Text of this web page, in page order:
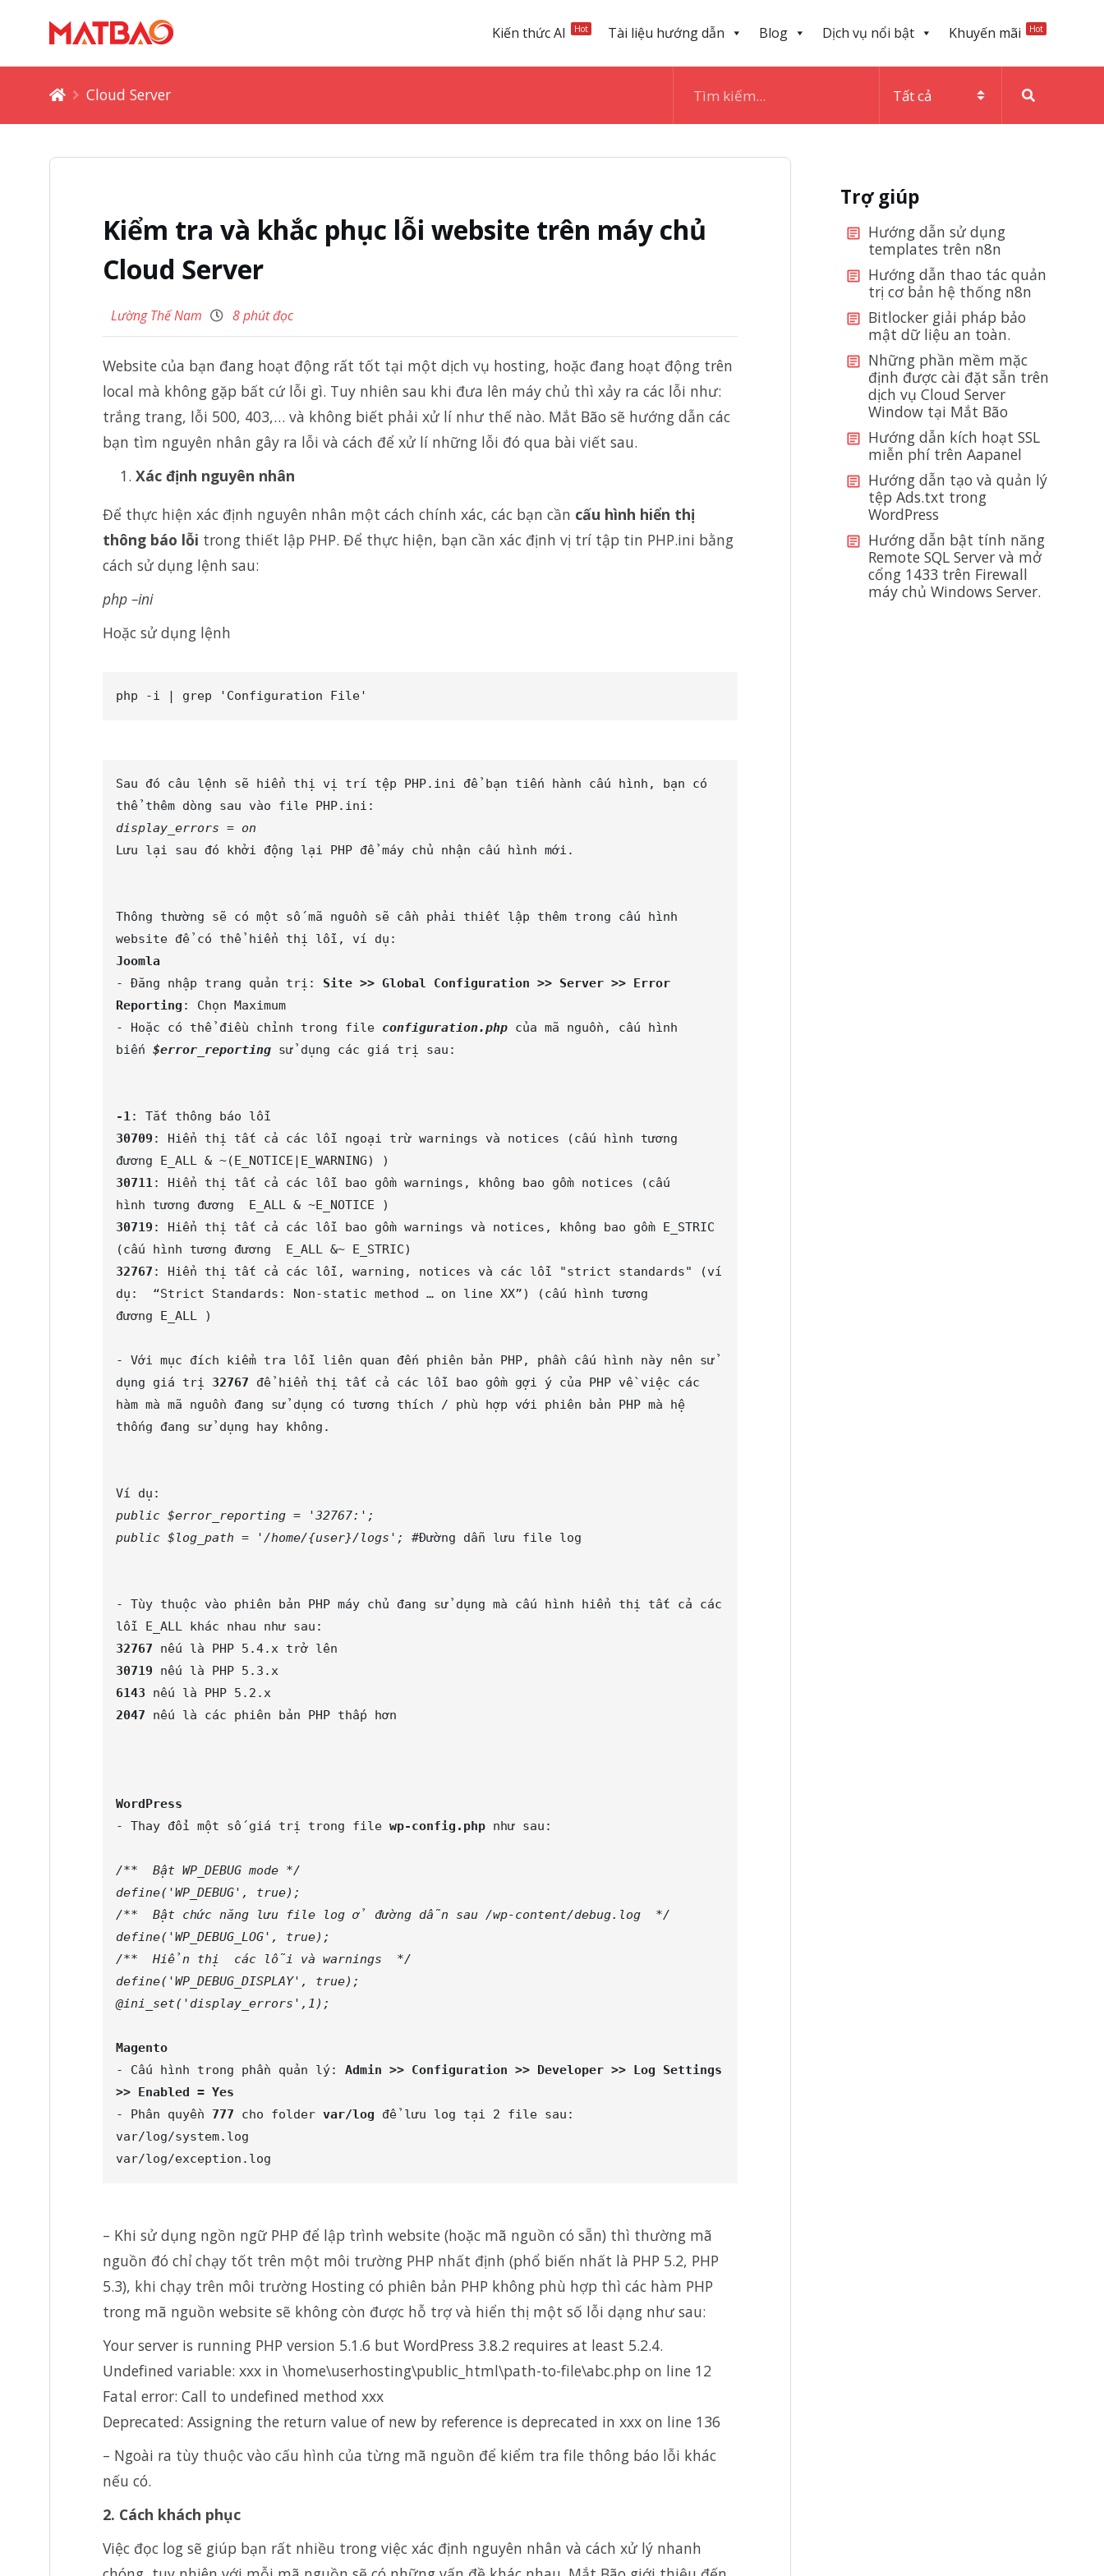
Kiến thức AI Hot Tài liệu hướng dẫn Blog Dịch vụ nổi bật Khuyến mãi Hot
Cloud Server
Kiểm tra và khắc phục lỗi website trên máy chủ
Cloud Server
Lường Thế Nam 8 phút đọc
Website của bạn đang hoạt động rất tốt tại một dịch vụ hosting, hoặc đang hoạt động trên
local mà không gặp bất cứ lỗi gì. Tuy nhiên sau khi đưa lên máy chủ thì xảy ra các lỗi như:
trắng trang, lỗi 500, 403,… và không biết phải xử lí như thế nào. Mắt Bão sẽ hướng dẫn các
bạn tìm nguyên nhân gây ra lỗi và cách để xử lí những lỗi đó qua bài viết sau.
Xác định nguyên nhân
Để thực hiện xác định nguyên nhân một cách chính xác, các bạn cần cấu hình hiển thị
thông báo lỗi trong thiết lập PHP. Để thực hiện, bạn cần xác định vị trí tập tin PHP.ini bằng
cách sử dụng lệnh sau:
php –ini
Hoặc sử dụng lệnh
php -i | grep 'Configuration File'
Sau đó câu lệnh sẽ hiển thị vị trí tệp PHP.ini để bạn tiến hành cấu hình, bạn có
display_errors = on
Lưu lại sau đó khởi động lại PHP để máy chủ nhận cấu hình mới.
Thông thường sẽ có một số mã nguồn sẽ cần phải thiết lập thêm trong cấu hình
Joomla
- Đăng nhập trang quản trị: Site >> Global Configuration >> Server >> Error
Reporting : Chọn Maximum
- Hoặc có thể điều chỉnh trong file configuration.php của mã nguồn, cấu hình
biến $error_reporting sử dụng các giá trị sau:
-1
30709 : Hiển thị tất cả các lỗi ngoại trừ warnings và notices (cấu hình tương
30711: Hiển thị tất cả các lỗi bao gồm warnings, không bao gồm notices (cấu
30719 : Hiển thị tất cả các lỗi bao gồm warnings và notices, không bao gồm E_STRIC
32767 : Hiển thị tất cả các lỗi, warning, notices và các lỗi "strict standards" (ví
dụ:  “Strict Standards: Non-static method … on line XX”) (cấu hình tương
đương E_ALL )
- Với mục đích kiểm tra lỗi liên quan đến phiên bản PHP, phần cấu hình này nên sử
dụng giá trị 32767 để hiển thị tất cả các lỗi bao gồm gợi ý của PHP về việc các
hàm mà mã nguồn đang sử dụng có tương thích / phù hợp với phiên bản PHP mà hệ
thống đang sử dụng hay không.
public $error_reporting = '32767:';
public $log_path = '/home/{user}/logs';
#Đường dẫn lưu file log
- Tùy thuộc vào phiên bản PHP máy chủ đang sử dụng mà cấu hình hiển thị tất cả các
32767
30719
6143
2047 nếu là các phiên bản PHP thấp hơn
WordPress
- Thay đổi một số giá trị trong file wp-config.php như sau:
/**  Bật WP_DEBUG mode */
define('WP_DEBUG', true);
/**  Bật chức năng lưu file log ở đường dẫn sau /wp-content/debug.log  */
define('WP_DEBUG_LOG', true);
/**  Hiển thị  các lỗi và warnings  */
define('WP_DEBUG_DISPLAY', true);
@ini_set('display_errors',1);
Magento
- Cấu hình trong phần quản lý: Admin >> Configuration >> Developer >> Log Settings
>> Enabled = Yes
- Phân quyền 777 cho folder var/log để lưu log tại 2 file sau:
var/log/system.log
var/log/exception.log
– Khi sử dụng ngồn ngữ PHP để lập trình website (hoặc mã nguồn có sẵn) thì thường mã
nguồn đó chỉ chạy tốt trên một môi trường PHP nhất định (phổ biến nhất là PHP 5.2, PHP
5.3), khi chạy trên môi trường Hosting có phiên bản PHP không phù hợp thì các hàm PHP
trong mã nguồn website sẽ không còn được hỗ trợ và hiển thị một số lỗi dạng như sau:
Your server is running PHP version 5.1.6 but WordPress 3.8.2 requires at least 5.2.4.
Undefined variable: xxx in \home\userhosting\public_html\path-to-file\abc.php on line 12
Fatal error: Call to undefined method xxx
Deprecated: Assigning the return value of new by reference is deprecated in xxx on line 136
– Ngoài ra tùy thuộc vào cấu hình của từng mã nguồn để kiểm tra file thông báo lỗi khác
nếu có.
2. Cách khách phục
Việc đọc log sẽ giúp bạn rất nhiều trong việc xác định nguyên nhân và cách xử lý nhanh
Trợ giúp
Hướng dẫn sử dụng
templates trên n8n
Hướng dẫn thao tác quản
trị cơ bản hệ thống n8n
Bitlocker giải pháp bảo
mật dữ liệu an toàn.
Những phần mềm mặc
định được cài đặt sẵn trên
dịch vụ Cloud Server
Window tại Mắt Bão
Hướng dẫn kích hoạt SSL
miễn phí trên Aapanel
Hướng dẫn tạo và quản lý
tệp Ads.txt trong
WordPress
Hướng dẫn bật tính năng
Remote SQL Server và mở
cổng 1433 trên Firewall
máy chủ Windows Server.